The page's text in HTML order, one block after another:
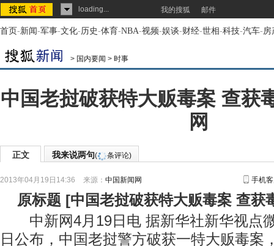
loading... 我的搜狐 邮件
首页-新闻-军事-文化-历史-体育-NBA-视频-娱谈-财经-世相-科技-汽车-房
> 国内要闻 > 时事
中国老挝破获特大贩毒案 查获
网
正文 我来说两句( 条评论)
2013年04月19日14:36 来源： 中国新闻网 手机
原标题 [中国老挝破获特大贩毒案 查获
中新网4月19日电 据新华社新华视点
日公布，中国老挝警方破获一特大贩毒案